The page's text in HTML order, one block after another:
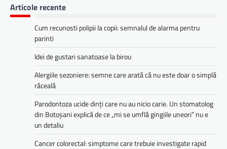
Articole recente
Cum recunosti polipii la copii: semnalul de alarma pentru
parinti
Idei de gustari sanatoase la birou
Alergiile sezoniere: semne care arată că nu este doar o simplă
răceală
Parodontoza ucide dinți care nu au nicio carie. Un stomatolog
din Botoșani explică de ce „mi se umflă gingiile uneori” nu e
un detaliu
Cancer colorectal: simptome care trebuie investigate rapid